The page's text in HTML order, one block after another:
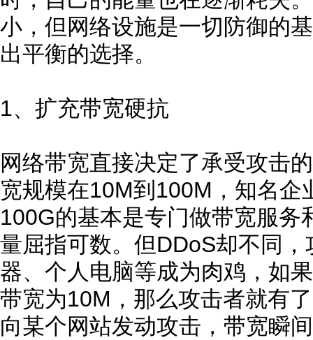
小，但网络设施是一切防御的
出平衡的选择。
1、扩充带宽硬抗
网络带宽直接决定了承受攻击
宽规模在10M到100M，知名企
100G的基本是专门做带宽服务
量屈指可数。但DDoS却不同
器、个人电脑等成为肉鸡，如
带宽为10M，那么攻击者就有
向某个网站发动攻击，带宽瞬